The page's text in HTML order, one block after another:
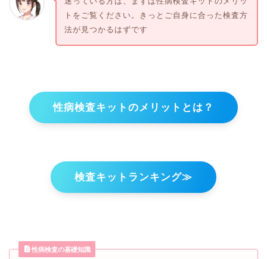
トをご覧ください。きっとご自身に合った検査方
法が見つかるはずです
性病検査キットのメリットとは？
検査キットランキング≫
性病検査の基礎知識